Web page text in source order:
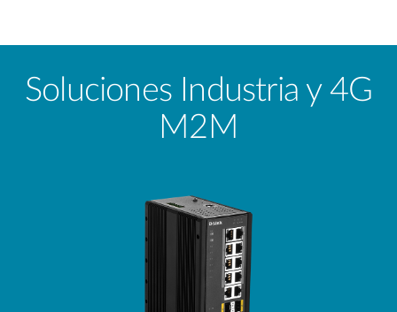
Soluciones Industria y 4G
M2M